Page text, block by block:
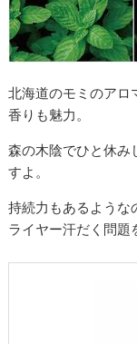
北海道のモミのアロ
香りも魅力。
森の木陰でひと休み
すよ。
持続力もあるような
ライヤー汗だく問題